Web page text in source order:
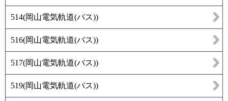
514(岡山電気軌道(バス))
516(岡山電気軌道(バス))
517(岡山電気軌道(バス))
519(岡山電気軌道(バス))